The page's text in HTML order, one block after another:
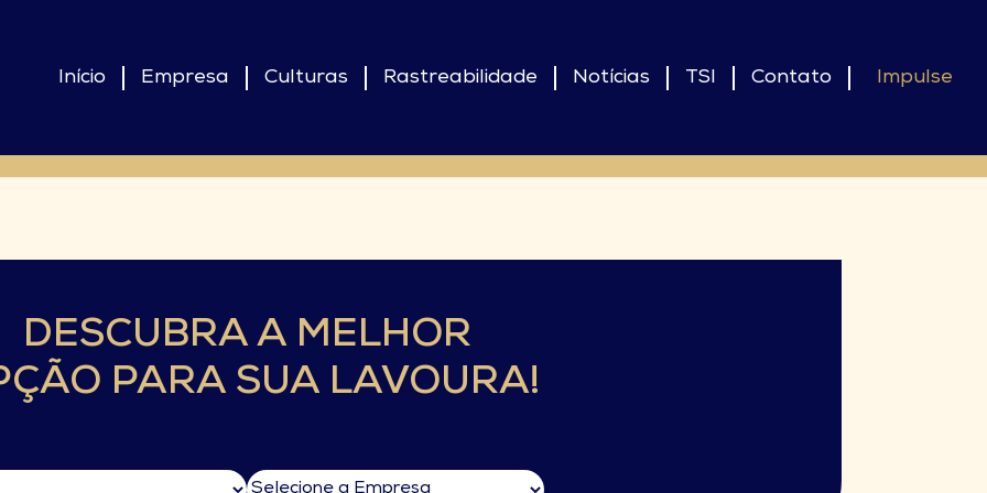
Início Empresa Culturas Rastreabilidade Notícias TSI Contato Impulse
DESCUBRA A MELHOR
PARA SUA LAVOURA!